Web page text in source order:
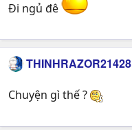
Đi ngủ đê
THINHRAZOR21428
Chuyện gì thế ?